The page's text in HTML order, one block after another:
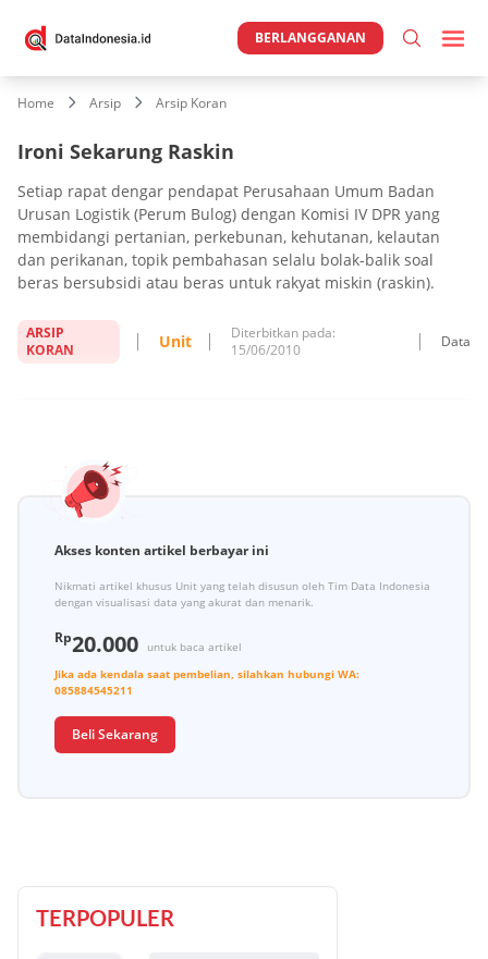
BERLANGGANAN
Home Arsip Arsip Koran
Ironi Sekarung Raskin
Setiap rapat dengar pendapat Perusahaan Umum Badan
Urusan Logistik (Perum Bulog) dengan Komisi IV DPR yang
membidangi pertanian, perkebunan, kehutanan, kelautan
dan perikanan, topik pembahasan selalu bolak-balik soal
beras bersubsidi atau beras untuk rakyat miskin (raskin).
ARSIP
KORAN
Unit
Diterbitkan pada:
15/06/2010
Data
Akses konten artikel berbayar ini
Nikmati artikel khusus Unit yang telah disusun oleh Tim Data Indonesia
dengan visualisasi data yang akurat dan menarik.
Rp20.000
untuk baca artikel
Jika ada kendala saat pembelian, silahkan hubungi WA:
085884545211
Beli Sekarang
TERPOPULER